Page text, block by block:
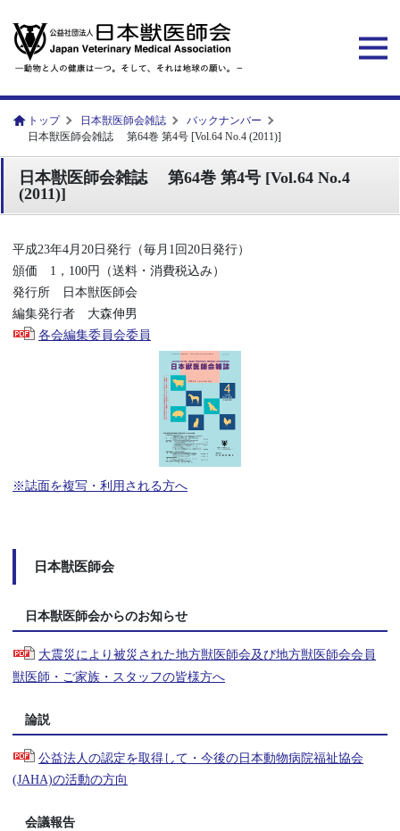
トップ 日本獣医師会雑誌
バックナンバー
日本獣医師会雑誌 第64巻 第4号 [Vol.64 No.4 (2011)]
日本獣医師会雑誌 第64巻 第4号 [Vol.64 No.4
(2011)]
平成23年4月20日発行（毎月1回20日発行）
頒価 1，100円（送料・消費税込み）
発行所 日本獣医師会
編集発行者 大森伸男
各会編集委員会委員
※誌面を複写・利用される方へ
日本獣医師会
日本獣医師会からのお知らせ
大震災により被災された地方獣医師会及び地方獣医師会会員
獣医師・ご家族・スタッフの皆様方へ
論説
公益法人の認定を取得して・今後の日本動物病院福祉協会
(JAHA)の活動の方向
会議報告